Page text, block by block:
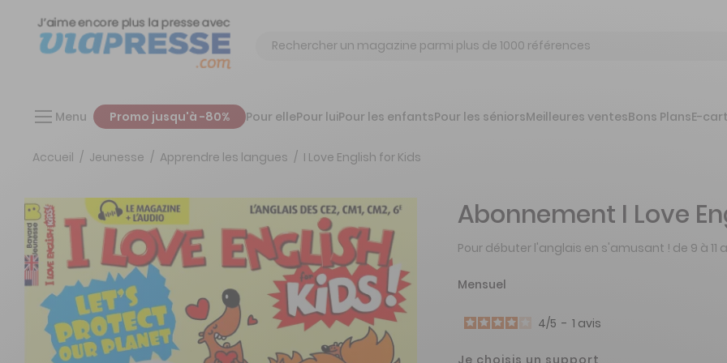
Chercher
Menu Promo jusqu'à -80% Pour ellePour luiPour les enfantsPour les séniorsMeilleures ventesBons PlansE-
Accueil Jeunesse Apprendre les langues I Love English for Kids
Abonnement I Love
Pour débuter l'anglais en s'amusant ! de 9 à 11
Mensuel
4/5 - 1 avis
Je choisis un support